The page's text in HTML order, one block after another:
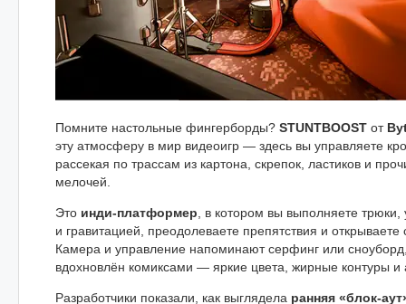
Помните настольные фингерборды? STUNTBOOST от
эту атмосферу в мир видеоигр — здесь вы управляете
рассекая по трассам из картона, скрепок, ластиков и
мелочей.
Это инди-платформер , в котором вы выполняете
и гравитацией, преодолеваете препятствия и
Камера и управление напоминают серфинг или
вдохновлён комиксами — яркие цвета, жирные контуры
Разработчики показали, как выглядела ранняя «блок-